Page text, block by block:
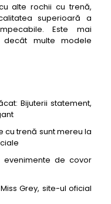
alte rochii cu trenă,
superioară a
Este mai
multe modele
Bijuterii statement,
cu trenă sunt mereu la
evenimente de covor
Grey, site-ul oficial